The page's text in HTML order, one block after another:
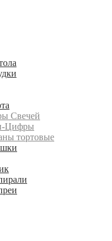
Свечей
Цифры
тортовые